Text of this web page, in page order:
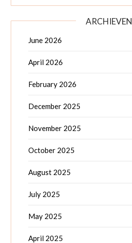
ARCHIEVEN
June 2026
April 2026
February 2026
December 2025
November 2025
October 2025
August 2025
July 2025
May 2025
April 2025